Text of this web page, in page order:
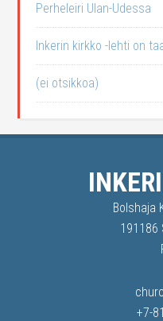
Perheleiri Ulan-Udessa
Inkerin kirkko -lehti on
(ei otsikkoa)
Bolshaja
191186
+7-